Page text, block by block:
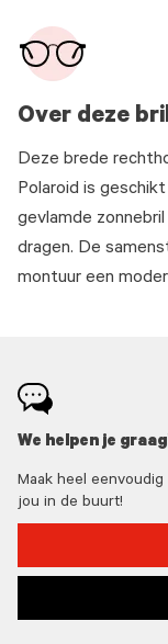
Over deze
Deze brede
Polaroid is
gevlamde
dragen. De
montuur een
We helpen je
Maak heel
jou in de buurt!